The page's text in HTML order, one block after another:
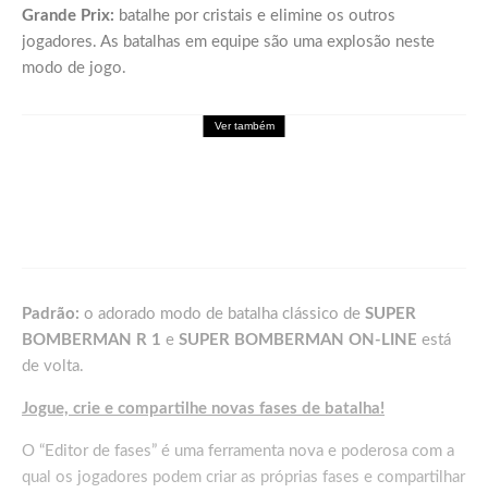
Grande Prix: batalhe por cristais e elimine os outros
jogadores. As batalhas em equipe são uma explosão neste
modo de jogo.
Ver também
Padrão: o adorado modo de batalha clássico de SUPER
BOMBERMAN R 1 e SUPER BOMBERMAN ON-LINE está
de volta.
Jogue, crie e compartilhe novas fases de batalha!
O “Editor de fases” é uma ferramenta nova e poderosa com a
qual os jogadores podem criar as próprias fases e compartilhar